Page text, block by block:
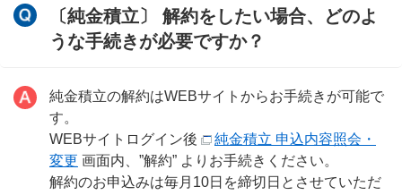
〔純金積立〕 解約をしたい場合、どのよ
うな手続きが必要ですか？
純金積立の解約はWEBサイトからお手続きが可能で
す。
WEBサイトログイン後
純金積立 申込内容照会・
変更 画面内、”解約” よりお手続きください。
解約のお申込みは毎月10日を締切日とさせていただ